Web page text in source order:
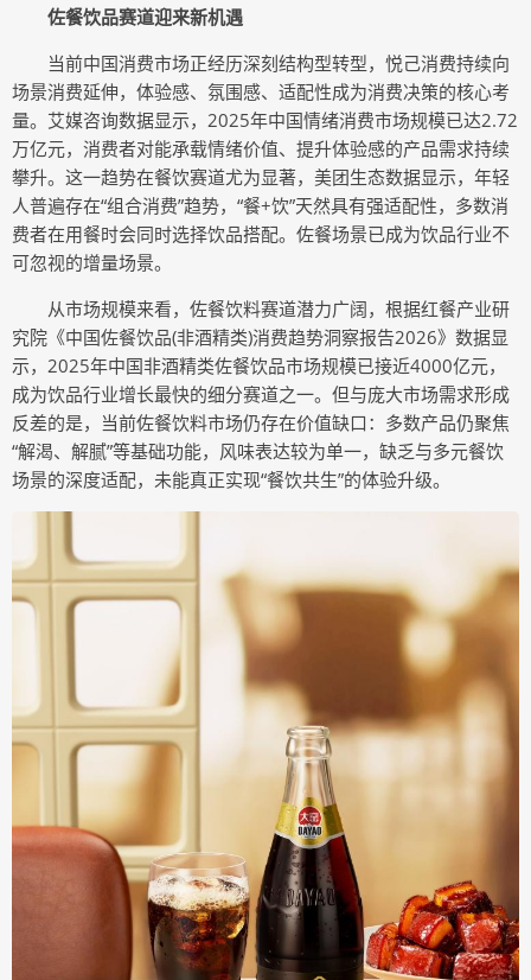
佐餐饮品赛道迎来新机遇
当前中国消费市场正经历深刻结构型转型，悦己消费持续向
场景消费延伸，体验感、氛围感、适配性成为消费决策的核心考
量。艾媒咨询数据显示，2025年中国情绪消费市场规模已达2.72
万亿元，消费者对能承载情绪价值、提升体验感的产品需求持续
攀升。这一趋势在餐饮赛道尤为显著，美团生态数据显示，年轻
人普遍存在“组合消费”趋势，“餐+饮”天然具有强适配性，多数消
费者在用餐时会同时选择饮品搭配。佐餐场景已成为饮品行业不
可忽视的增量场景。
从市场规模来看，佐餐饮料赛道潜力广阔，根据红餐产业研
究院《中国佐餐饮品(非酒精类)消费趋势洞察报告2026》数据显
示，2025年中国非酒精类佐餐饮品市场规模已接近4000亿元，
成为饮品行业增长最快的细分赛道之一。但与庞大市场需求形成
反差的是，当前佐餐饮料市场仍存在价值缺口：多数产品仍聚焦
“解渴、解腻”等基础功能，风味表达较为单一，缺乏与多元餐饮
场景的深度适配，未能真正实现“餐饮共生”的体验升级。